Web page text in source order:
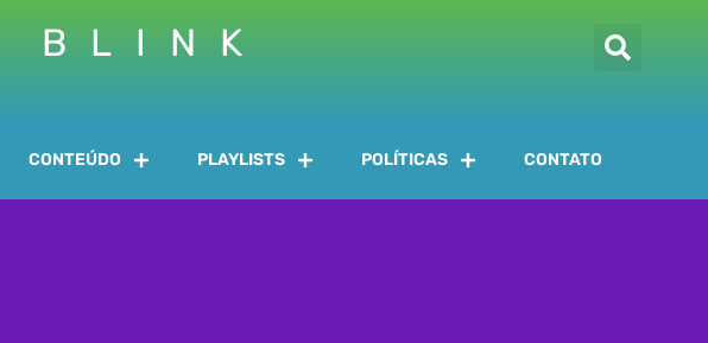
BLINK
CONTEÚDO PLAYLISTS POLÍTICAS CONTATO